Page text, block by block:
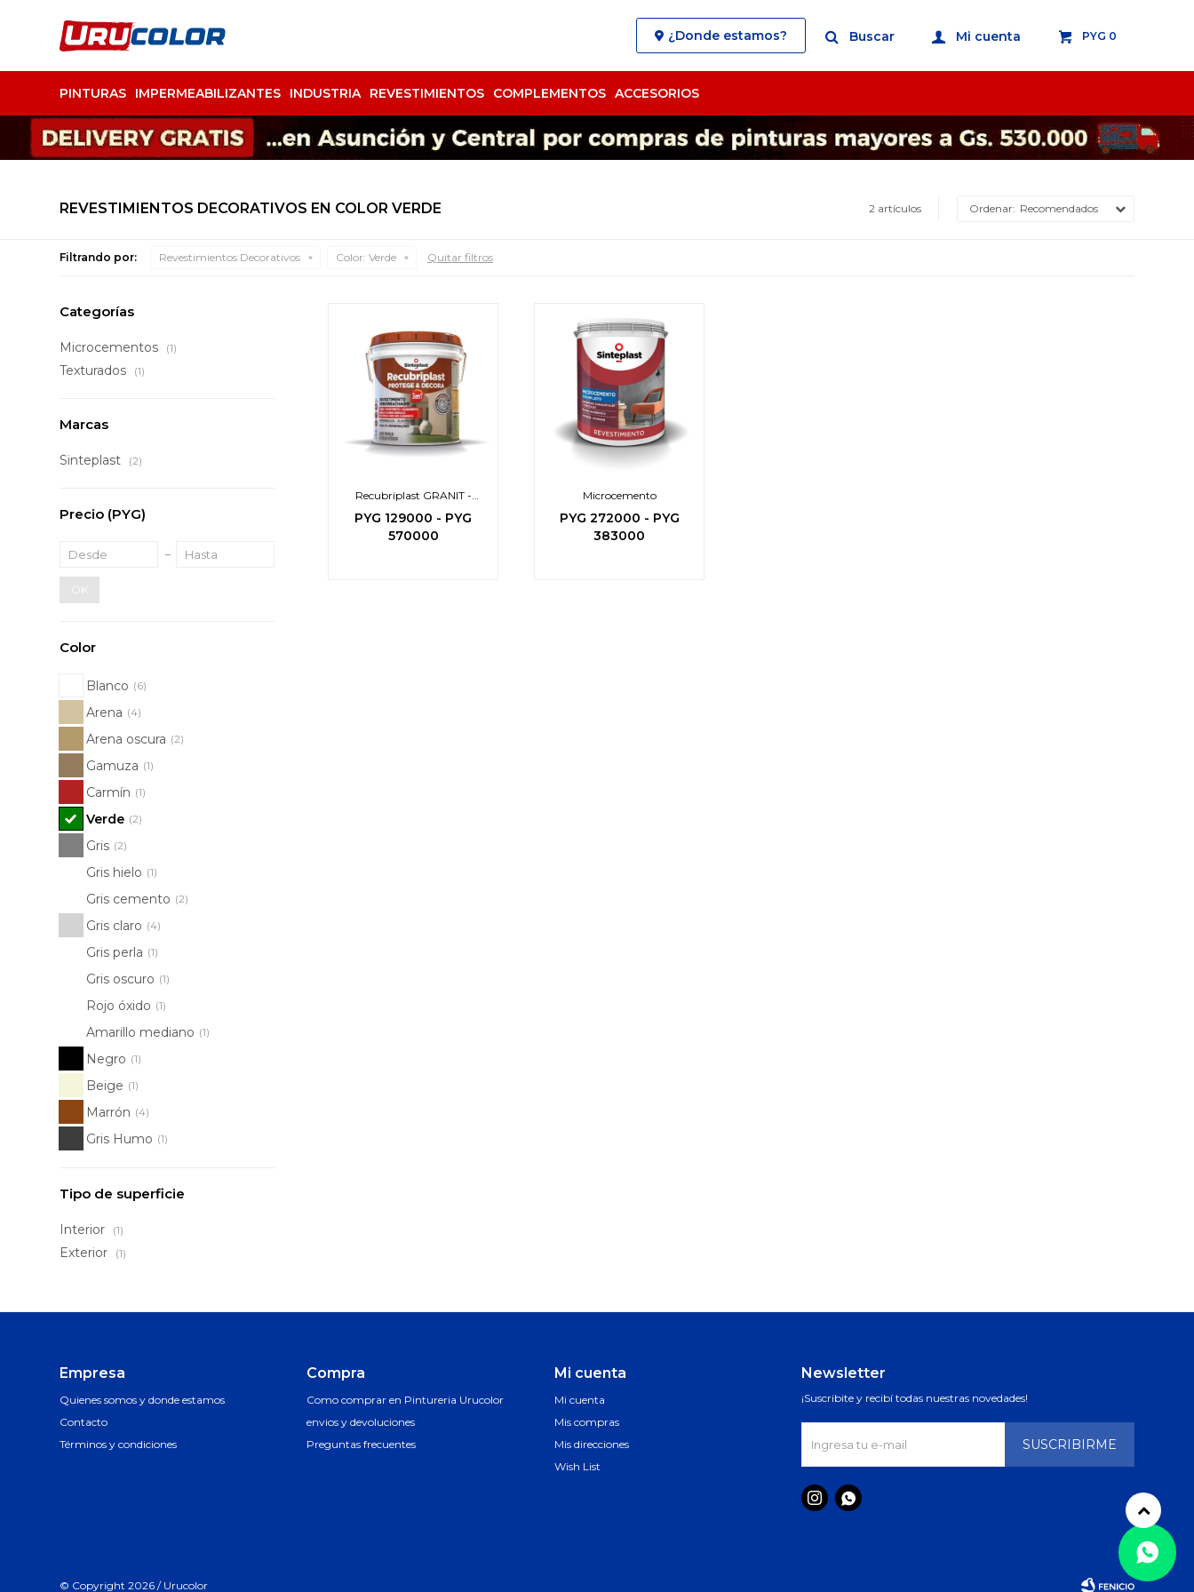
PINTURAS IMPERMEABILIZANTES INDUSTRIA REVESTIMIENTOS COMPLEMENTOS ACCESORIOS
PYG 0
¿Donde estamos?
REVESTIMIENTOS DECORATIVOS EN COLOR VERDE 2 artículos Recomendados
Filtrando por: Revestimientos Decorativos Color: Verde Quitar filtros
Recubriplast GRANIT -
textura
PYG 129000 - PYG
570000
Microcemento
PYG 272000 - PYG
383000
Categorías
Microcementos (1)
Texturados (1)
Marcas
Sinteplast (2)
Precio (PYG)
OK
Color
Blanco (6)
Arena (4)
Arena oscura (2)
Gamuza (1)
Carmín (1)
Verde (2)
Gris (2)
Gris hielo (1)
Gris cemento (2)
Gris claro (4)
Gris perla (1)
Gris oscuro (1)
Rojo óxido (1)
Amarillo mediano (1)
Negro (1)
Beige (1)
Marrón (4)
Gris Humo (1)
Tipo de superficie
Interior (1)
Exterior (1)
Empresa
Quienes somos y donde estamos
Contacto
Términos y condiciones
Compra
Como comprar en Pintureria Urucolor
envios y devoluciones
Preguntas frecuentes
Mi cuenta
Mi cuenta
Mis compras
Mis direcciones
Wish List
Newsletter
¡Suscribite y recibí todas nuestras novedades!
SUSCRIBIRME
 
© Copyright 2026 / Urucolor